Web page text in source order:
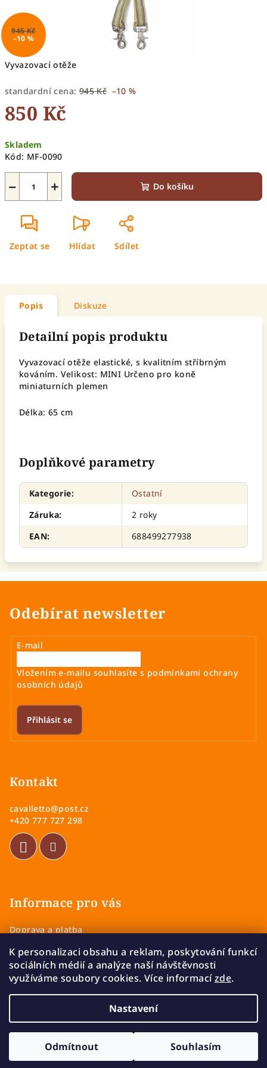
K personalizaci obsahu a reklam, poskytování funkcí
sociálních médií a analýze naší návštěvnosti
využíváme soubory cookies. Více informacízde.
Nastavení
Odmítnout Souhlasím
Vyvazovací otěže
standardní cena: 945 Kč –10 %
850 Kč
cena:
Skladem
Kód: MF-0090
+
− Do košíku
Zeptat se Hlídat Sdílet
945 Kč
–10 %
Popis Diskuze
Detailní popis produktu
Vyvazovací otěže elastické, s kvalitním stříbrným
kováním. Velikost: MINI Určeno pro koně
miniaturních plemen
Délka: 65 cm
Doplňkové parametry
Kategorie:
Ostatní
Záruka:
2 roky
EAN: 688499277938
Odebírat newsletter
E-mail
Vložením e-mailu souhlasíte s podmínkami ochrany
osobních údajů
Přihlásit se
Kontakt
cavalletto@post.cz
+420 777 727 298
Informace pro vás
Doprava a platba
Zásady ochrany osobních údajů
Vrácení a výměna zboží
Upravit nastavení cookies
Vytvořil Shoptet